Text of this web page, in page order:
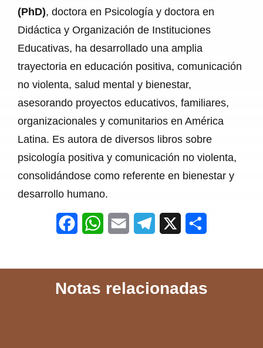
(PhD), doctora en Psicología y doctora en
Didáctica y Organización de Instituciones
Educativas, ha desarrollado una amplia
trayectoria en educación positiva, comunicación
no violenta, salud mental y bienestar,
asesorando proyectos educativos, familiares,
organizacionales y comunitarios en América
Latina. Es autora de diversos libros sobre
psicología positiva y comunicación no violenta,
consolidándose como referente en bienestar y
desarrollo humano.
e
W
i e
Notas relacionadas